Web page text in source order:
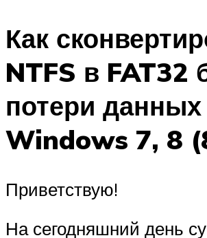
Как
NTFS в FAT32
потери
Windows 7, 8
Приветствую!
На сегодняшний день